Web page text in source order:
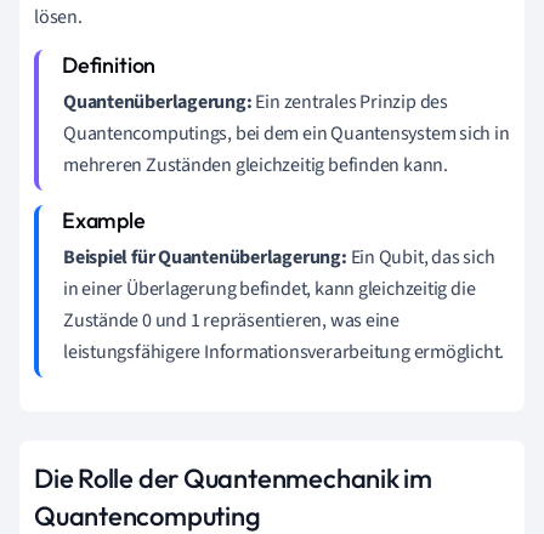
lösen.
Quantenüberlagerung:Ein zentrales Prinzip des
Quantencomputings, bei dem ein Quantensystem sich in
mehreren Zuständen gleichzeitig befinden kann.
Beispiel für Quantenüberlagerung: Ein Qubit, das sich
in einer Überlagerung befindet, kann gleichzeitig die
Zustände 0 und 1 repräsentieren, was eine
leistungsfähigere Informationsverarbeitung ermöglicht.
Die Rolle der Quantenmechanik im
Quantencomputing